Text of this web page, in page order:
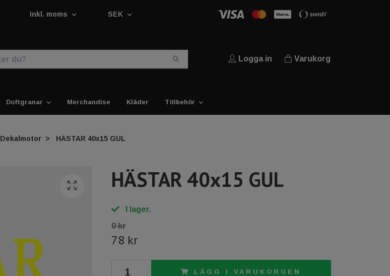
Inkl. moms SEK
Logga in Varukorg
Doftgranar Merchandise Kläder Tillbehör
Dekalmotor HÄSTAR 40x15 GUL
HÄSTAR 40x15 GUL
I lager.
0 kr
78 kr
LÄGG I VARUKORGEN